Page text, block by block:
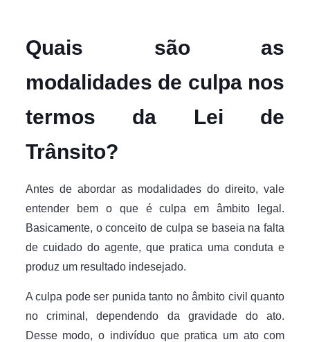
Quais são as
modalidades de culpa nos
termos da Lei de
Trânsito?
Antes de abordar as modalidades do direito, vale
entender bem o que é culpa em âmbito legal.
Basicamente, o conceito de culpa se baseia na falta
de cuidado do agente, que pratica uma conduta e
produz um resultado indesejado.
A culpa pode ser punida tanto no âmbito civil quanto
no criminal, dependendo da gravidade do ato.
Desse modo, o indivíduo que pratica um ato com